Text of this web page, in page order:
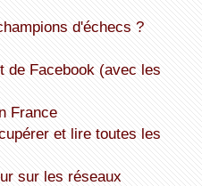
d'échecs ?
France